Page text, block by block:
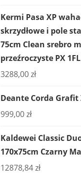
Kermi Pasa XP
skrzydłowe i pole
75cm Clean srebro
przeźroczyste PX
3288,00zł
Deante Corda Grafit
999,00zł
Kaldewei Classic
170x75cm Czarny
12878,84zł